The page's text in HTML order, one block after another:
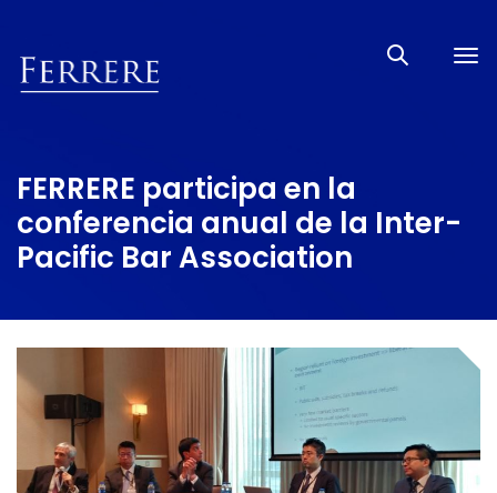
FERRERE participa en la
conferencia anual de la Inter-
Pacific Bar Association